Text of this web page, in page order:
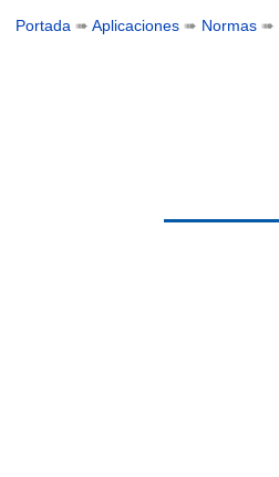
Portada ➠Aplicaciones ➠ Normas ➠